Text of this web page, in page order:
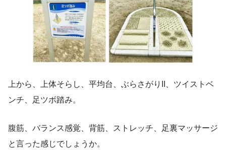
上から、上体そらし、平均台、ぶらさがりII、ツイストベ
ンチ、足ツボ踏み。
腹筋、バランス感覚、背筋、ストレッチ、足裏マッサージ
と言った感じでしょうか。